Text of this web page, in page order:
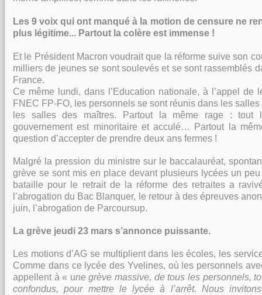
Les 9 voix qui ont manqué à la motion de censure ne
plus légitime... Partout la colère est immense !
Et le Président Macron voudrait que la réforme suive son
milliers de jeunes se sont soulevés et se sont rassemblés
France.
Ce même lundi, dans l’Education nationale, à l’appel de
FNEC FP-FO, les personnels se sont réunis dans les
les salles des maîtres. Partout la même rage :
gouvernement est minoritaire et acculé… Partout la
question d’accepter de prendre deux ans fermes !
Malgré la pression du ministre sur le baccalauréat,
grève se sont mis en place devant plusieurs lycées un
bataille pour le retrait de la réforme des retraites a
l’abrogation du Bac Blanquer, le retour à des épreuves
juin, l’abrogation de Parcoursup.
La grève jeudi 23 mars s’annonce puissante.
Les motions d’AG se multiplient dans les écoles, les
Comme dans ce lycée des Yvelines, où les personnels
appellent à « une grève massive, de tous les personnels,
confondus, pour mettre le lycée à l’arrêt. Nous